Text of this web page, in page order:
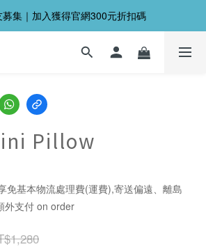
集｜加入獲得官網300元折扣碼
Pillow
免基本物流處理費(運費),寄送偏遠、離島
外支付 on order